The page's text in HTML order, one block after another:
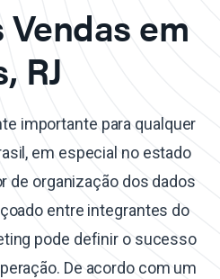
Vendas em
RJ
importante para qualquer
em especial no estado
de organização dos dados
entre integrantes do
pode definir o sucesso
De acordo com um